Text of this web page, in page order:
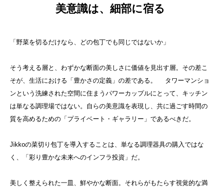
美意識は、細部に宿る
「野菜を切るだけなら、どの包丁でも同じではないか」
そう考える層と、わずかな断面の美しさに価値を見出す層。その差こ
そが、生活における「豊かさの定義」の差である。 タワーマンショ
ンという洗練された空間に住まうパワーカップルにとって、キッチン
は単なる調理場ではない。自らの美意識を表現し、共に過ごす時間の
質を高めるための「プライベート・ギャラリー」であるべきだ。
Jikkoの菜切り包丁を導入することは、単なる調理器具の購入ではな
く、「彩り豊かな未来へのインフラ投資」だ。
美しく整えられた一皿、鮮やかな断面。それらがもたらす視覚的な満